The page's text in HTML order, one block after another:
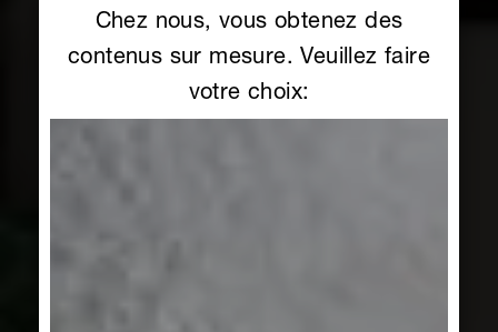
Chez nous, vous obtenez des
contenus sur mesure. Veuillez faire
votre choix: